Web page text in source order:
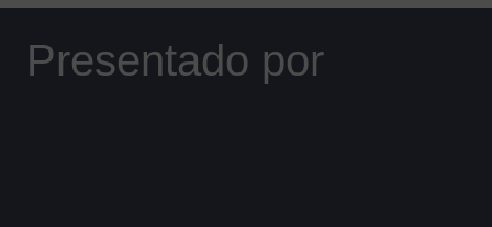
Presentado por